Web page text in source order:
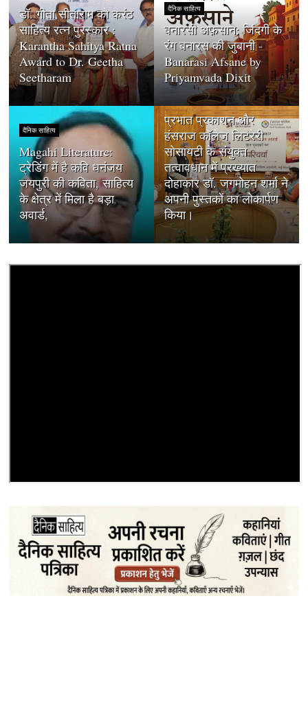
डॉ. गीता सीताराम को करंठ
साहित्य रत्न पुरस्कार :
Karantha Sahitya Ratna
Award to Dr. Geetha
Seetharam
दैनिक साहित्य
बनारसी अफ़साने: जिंदगी के
रंग बनारस की जुबानी -
Banarasi Afsane by
Priyamvada Dixit
दैनिक साहित्य
Magahi Literature:
ट्रेडिंग में है कवि धनंजय
जयपुरी की कविता, साहित्य
के क्षेत्र में मिला है बड़ा
अवार्ड,
दैनिक साहित्य
प्रभात प्रकाशन और
हंसराज कॉलेज लिटरेरी
सोसायटी के संयुक्त
तत्वावधान में प्रख्यात
दोहाकार डॉ. जगमोहन शर्मा ने
अपनी पुस्तकों का लोकार्पण
किया।